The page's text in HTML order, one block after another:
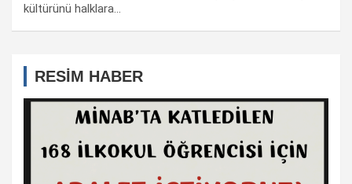
kültürünü halklara…
RESİM HABER